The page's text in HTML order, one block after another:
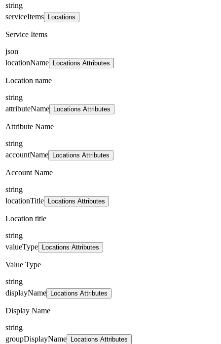
string
serviceItems
Locations
Service Items
json
locationName
Locations Attributes
Location name
string
attributeName
Locations Attributes
Attribute Name
string
accountName
Locations Attributes
Account Name
string
locationTitle
Locations Attributes
Location title
string
valueType
Locations Attributes
Value Type
string
displayName
Locations Attributes
Display Name
string
groupDisplayName
Locations Attributes